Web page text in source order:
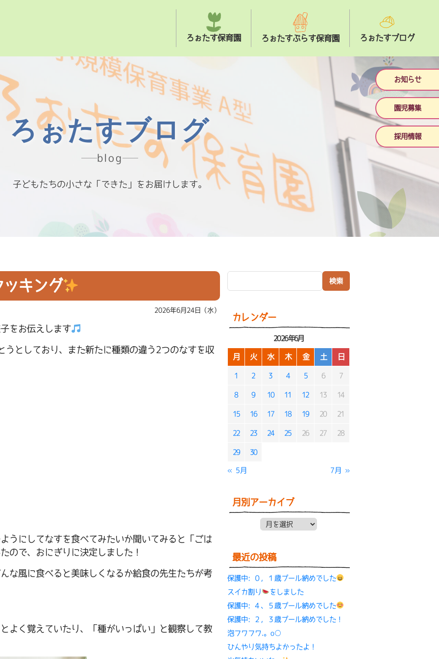
お知らせ
園児募集
採用情報
ろぉたす保育園 ろぉたすぷらす保育園 ろぉたすブログ
ろぉたすブログ
blog
子どもたちの小さな「できた」をお届けします。
カレンダー
2026年6月
月 火 水 木 金 土 日
1 2 3 4 5 6 7
8 9 10 11 12 13 14
15 16 17 18 19 20 21
22 23 24 25 26 27 28
29 30
« 5月 7月 »
月別アーカイブ
月別アーカイブ
最近の投稿
保護中: ０，１歳プール納めでした
スイカ割り
をしました
保護中: ４、５歳プール納めでした
保護中: ２，３歳プール納めでした！
泡フワフワ.。o○
ひんやり気持ちよかったよ！
キング
2026年6月24日（水）
をお伝えします
うとしており、また新たに種類の違う2つのなすを収
うにしてなすを食べてみたいか聞いてみると「ごは
ので、おにぎりに決定しました！
な風に食べると美味しくなるか給食の先生たちが考
よく覚えていたり、「種がいっぱい」と観察して教